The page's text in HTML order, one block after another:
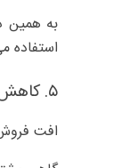
به همین
استفاده
۵. کاهش فروش لزوماً به معنی توقف تبلیغات نیست
افت